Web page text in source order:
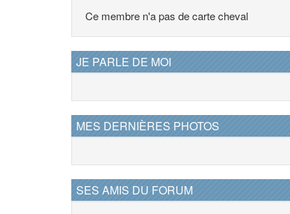
Ce membre n'a pas de carte cheval
JE PARLE DE MOI
MES DERNIÈRES PHOTOS
SES AMIS DU FORUM